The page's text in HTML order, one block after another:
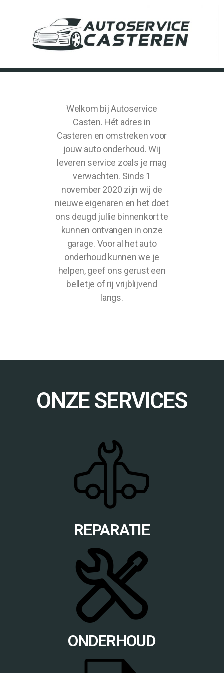
Welkom bij Autoservice
Casten. Hét adres in
Casteren en omstreken voor
jouw auto onderhoud. Wij
leveren service zoals je mag
verwachten. Sinds 1
november 2020 zijn wij de
nieuwe eigenaren en het doet
ons deugd jullie binnenkort te
kunnen ontvangen in onze
garage. Voor al het auto
onderhoud kunnen we je
helpen, geef ons gerust een
belletje of rij vrijblijvend
langs.
ONZE SERVICES
REPARATIE
ONDERHOUD